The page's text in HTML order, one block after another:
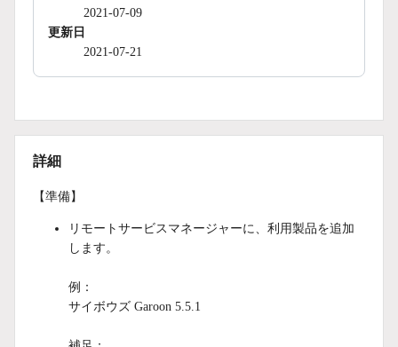
2021-07-09
更新日
2021-07-21
詳細
【準備】
リモートサービスマネージャーに、利用製品を追加
します。
例：
サイボウズ Garoon 5.5.1